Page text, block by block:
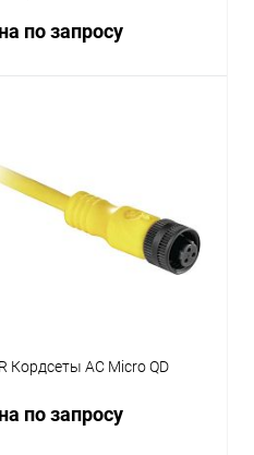
по запросу
в 1 клик
В избранное
Наличие
уточняйте
Кордсеты AC Micro QD
по запросу